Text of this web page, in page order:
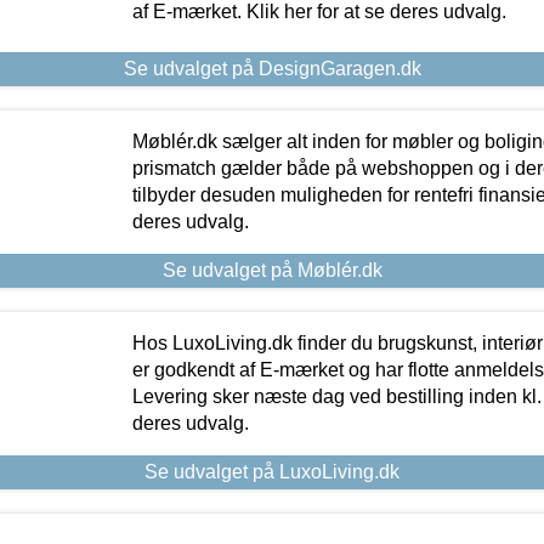
af E-mærket. Klik her for at se deres udvalg.
Se udvalget på DesignGaragen.dk
Møblér.dk sælger alt inden for møbler og
prismatch gælder både på webshoppen og i
tilbyder desuden muligheden for rentefri
deres udvalg.
Se udvalget på Møblér.dk
Hos LuxoLiving.dk finder du brugskunst,
er godkendt af E-mærket og har flotte
Levering sker næste dag ved bestilling inden
deres udvalg.
Se udvalget på LuxoLiving.dk